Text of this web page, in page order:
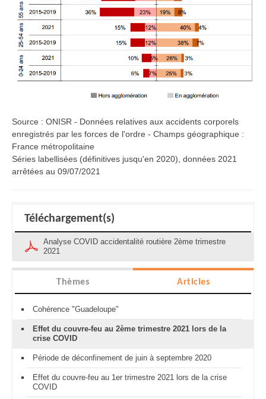
Source : ONISR - Données relatives aux accidents corporels
enregistrés par les forces de l'ordre - Champs géographique :
France métropolitaine
Séries labellisées (définitives jusqu'en 2020), données 2021
arrêtées au 09/07/2021
Téléchargement(s)
Analyse COVID accidentalité routière 2ème trimestre
2021
Thèmes Articles
Cohérence "Guadeloupe"
Effet du couvre-feu au 2ème trimestre 2021 lors de la
crise COVID
Période de déconfinement de juin à septembre 2020
Effet du couvre-feu au 1er trimestre 2021 lors de la crise
COVID